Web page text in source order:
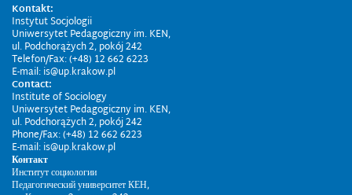
Kontakt:
Instytut Socjologii
Uniwersytet Pedagogiczny im. KEN,
ul. Podchorążych 2, pokój 242
Telefon/Fax: (+48) 12 662 6223
E-mail: is@up.krakow.pl
Contact:
Institute of Sociology
Uniwersytet Pedagogiczny im. KEN,
ul. Podchorążych 2, pokój 242
Phone/Fax: (+48) 12 662 6223
E-mail: is@up.krakow.pl
Контакт
Институт социологии
Педагогический университет КЕН,